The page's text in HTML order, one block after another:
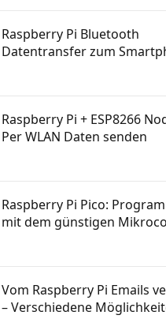
Raspberry Pi Bluetooth
Datentransfer zum
Raspberry Pi + ESP8266
Per WLAN Daten senden
Raspberry Pi Pico:
mit dem günstigen
Vom Raspberry Pi Emails
– Verschiedene